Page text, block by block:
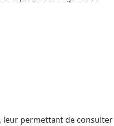
leur permettant de consulter